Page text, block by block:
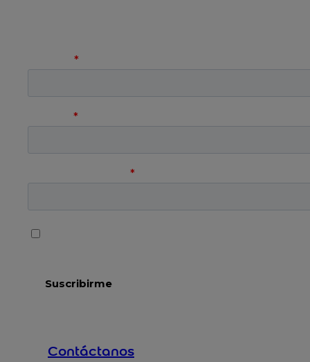
Contáctanos